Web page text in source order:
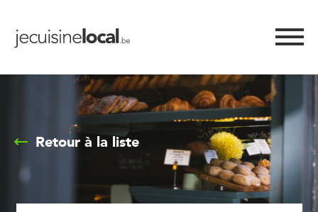
Retour à la liste